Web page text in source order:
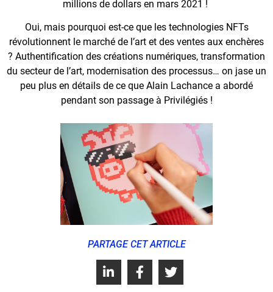
PARTAGE CET ARTICLE
millions de dollars en mars 2021 !
Oui, mais pourquoi est-ce que les technologies NFTs
révolutionnent le marché de l’art et des ventes aux enchères
? Authentification des créations numériques, transformation
du secteur de l’art, modernisation des processus… on jase un
peu plus en détails de ce que Alain Lachance a abordé
pendant son passage à Privilégiés!